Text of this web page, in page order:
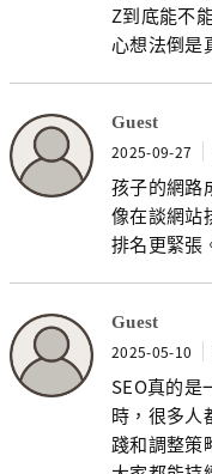
Z到底能不
心想法倒
Guest
2025-09-27
孩子的網路
像在談網站
排名更緊張
Guest
2025-05-10
SEO真的是
時，很多人
踐和調整策